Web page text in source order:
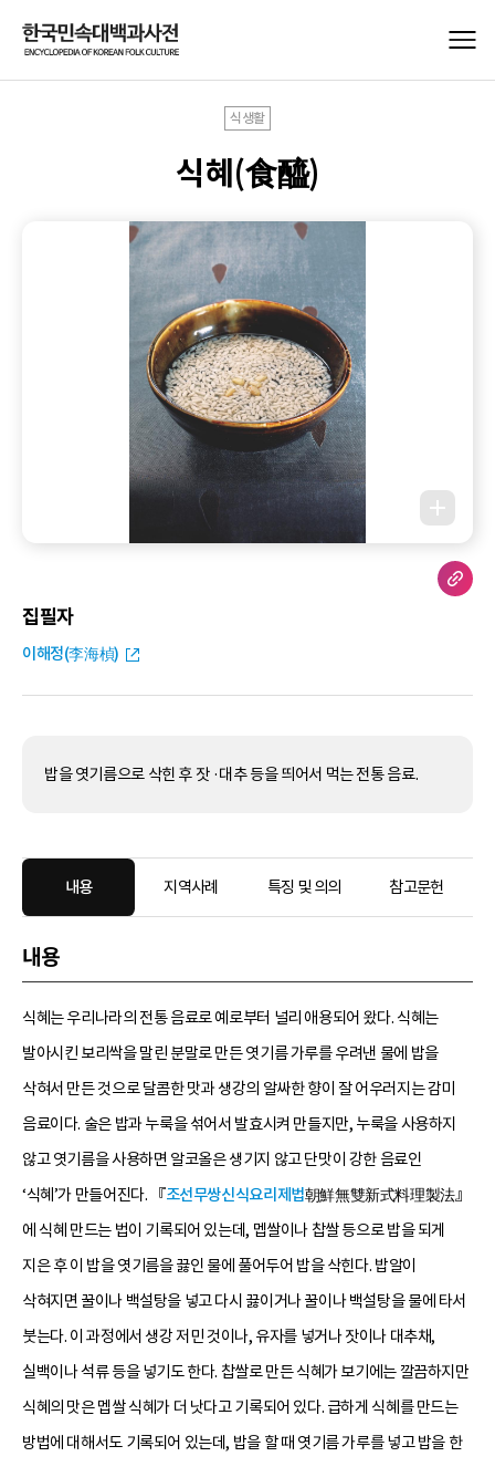
식생활
식혜(食醯)
집필자
이해정(李海楨)
밥을 엿기름으로 삭힌 후 잣 ·대추 등을 띄어서 먹는 전통 음료.
내용 지역사례 특징 및 의의 참고문헌
내용
식혜는 우리나라의 전통 음료로 예로부터 널리 애용되어 왔다. 식혜는
발아시킨 보리싹을 말린 분말로 만든 엿기름 가루를 우려낸 물에 밥을
삭혀서 만든 것으로 달콤한 맛과 생강의 알싸한 향이 잘 어우러지는 감미
음료이다. 술은 밥과 누룩을 섞어서 발효시켜 만들지만, 누룩을 사용하지
않고 엿기름을 사용하면 알코올은 생기지 않고 단맛이 강한 음료인
‘식혜’가 만들어진다. 『조선무쌍신식요리제법朝鮮無雙新式料理製法』
에 식혜 만드는 법이 기록되어 있는데, 멥쌀이나 찹쌀 등으로 밥을 되게
지은 후 이 밥을 엿기름을 끓인 물에 풀어두어 밥을 삭힌다. 밥알이
삭혀지면 꿀이나 백설탕을 넣고 다시 끓이거나 꿀이나 백설탕을 물에 타서
붓는다. 이 과정에서 생강 저민 것이나, 유자를 넣거나 잣이나 대추채,
실백이나 석류 등을 넣기도 한다. 찹쌀로 만든 식혜가 보기에는 깔끔하지만
식혜의 맛은 멥쌀 식혜가 더 낫다고 기록되어 있다. 급하게 식혜를 만드는
방법에 대해서도 기록되어 있는데, 밥을 할 때 엿기름 가루를 넣고 밥을 한